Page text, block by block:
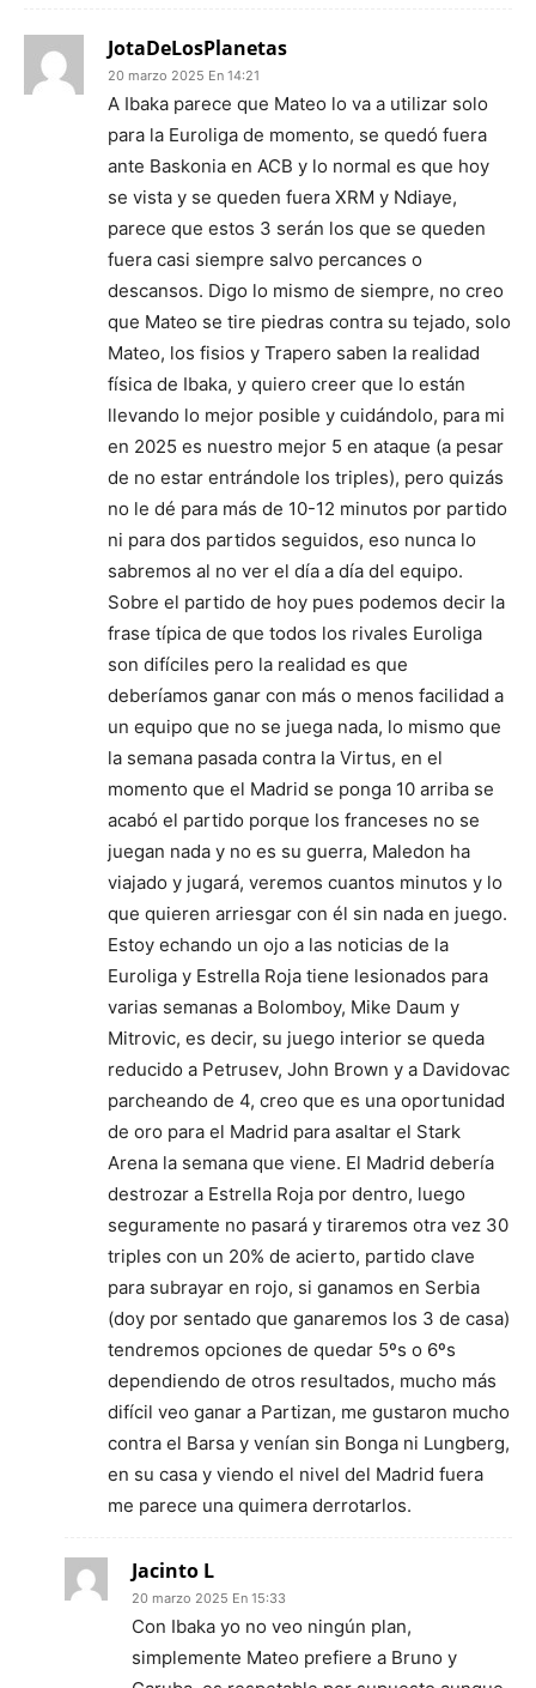
JotaDeLosPlanetas
20 marzo 2025 En 14:21
A Ibaka parece que Mateo lo va a utilizar solo
para la Euroliga de momento, se quedó fuera
ante Baskonia en ACB y lo normal es que hoy
se vista y se queden fuera XRM y Ndiaye,
parece que estos 3 serán los que se queden
fuera casi siempre salvo percances o
descansos. Digo lo mismo de siempre, no creo
que Mateo se tire piedras contra su tejado, solo
Mateo, los fisios y Trapero saben la realidad
física de Ibaka, y quiero creer que lo están
llevando lo mejor posible y cuidándolo, para mi
en 2025 es nuestro mejor 5 en ataque (a pesar
de no estar entrándole los triples), pero quizás
no le dé para más de 10-12 minutos por partido
ni para dos partidos seguidos, eso nunca lo
sabremos al no ver el día a día del equipo.
Sobre el partido de hoy pues podemos decir la
frase típica de que todos los rivales Euroliga
son difíciles pero la realidad es que
deberíamos ganar con más o menos facilidad a
un equipo que no se juega nada, lo mismo que
la semana pasada contra la Virtus, en el
momento que el Madrid se ponga 10 arriba se
acabó el partido porque los franceses no se
juegan nada y no es su guerra, Maledon ha
viajado y jugará, veremos cuantos minutos y lo
que quieren arriesgar con él sin nada en juego.
Estoy echando un ojo a las noticias de la
Euroliga y Estrella Roja tiene lesionados para
varias semanas a Bolomboy, Mike Daum y
Mitrovic, es decir, su juego interior se queda
reducido a Petrusev, John Brown y a Davidovac
parcheando de 4, creo que es una oportunidad
de oro para el Madrid para asaltar el Stark
Arena la semana que viene. El Madrid debería
destrozar a Estrella Roja por dentro, luego
seguramente no pasará y tiraremos otra vez 30
triples con un 20% de acierto, partido clave
para subrayar en rojo, si ganamos en Serbia
(doy por sentado que ganaremos los 3 de casa)
tendremos opciones de quedar 5ºs o 6ºs
dependiendo de otros resultados, mucho más
difícil veo ganar a Partizan, me gustaron mucho
contra el Barsa y venían sin Bonga ni Lungberg,
en su casa y viendo el nivel del Madrid fuera
me parece una quimera derrotarlos.
Jacinto L
20 marzo 2025 En 15:33
Con Ibaka yo no veo ningún plan,
simplemente Mateo prefiere a Bruno y